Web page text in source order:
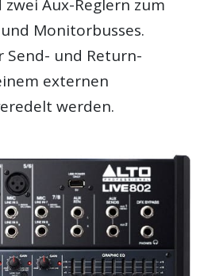
Aux-Reglern zum
Monitorbusses.
Send- und Return-
externen
werden.